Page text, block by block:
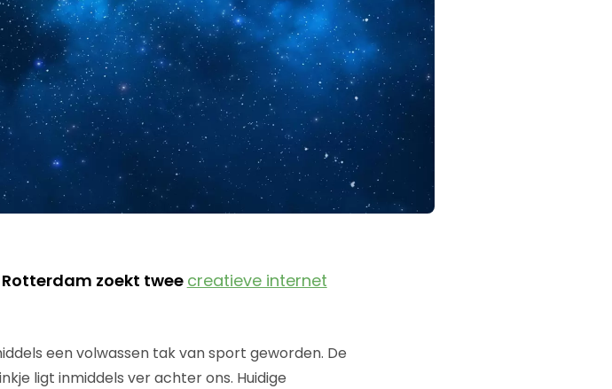
zoekt tweecreatieve internet
een volwassen tak van sport geworden. De
ligt inmiddels ver achter ons. Huidige